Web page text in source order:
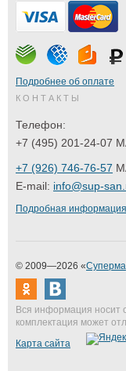
Подробнее об оплате
КОНТАКТЫ
Телефон:
+7 (495) 201-24-07
+7 (926) 746-76-57
E-mail: info@sup-
Подробная информация
© 2009—2026 «
Вся информация носит
комплектация может
Карта сайта